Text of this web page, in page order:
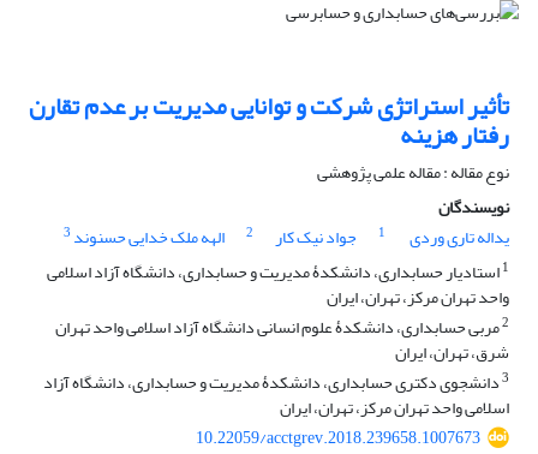
تأثیر استراتژی شرکت و توانایی مدیریت بر عدم تقارن
رفتار هزینه
نوع مقاله : مقاله علمی پژوهشی
نویسندگان
یداله تاری وردی
1 جواد نیک کار 2 الهه ملک خدایی حسنوند 3
1استادیار حسابداری، دانشکدۀ مدیریت و حسابداری، دانشگاه آزاد اسلامی
واحد تهران مرکز، تهران، ایران
2مربی حسابداری، دانشکدۀ علوم انسانی دانشگاه آزاد اسلامی واحد تهران
شرق، تهران، ایران
3دانشجوی دکتری حسابداری، دانشکدۀ مدیریت و حسابداری، دانشگاه آزاد
اسلامی واحد تهران مرکز، تهران، ایران
10.22059/acctgrev.2018.239658.1007673